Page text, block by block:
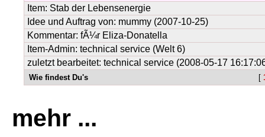
Item: Stab der Lebensenergie
Idee und Auftrag von: mummy (2007-10-25)
Kommentar: fÃ¼r Eliza-Donatella
Item-Admin: technical service (Welt 6)
zuletzt bearbeitet: technical service (2008-05-17
Wie findest Du's [
mehr ...